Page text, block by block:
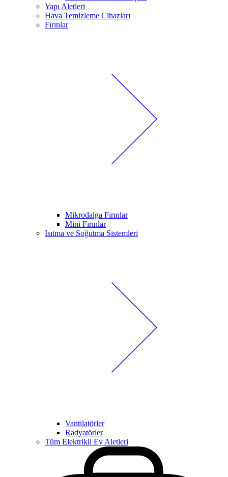
Yapı Aletleri
Hava Temizleme Cihazları
Fırınlar
Mikrodalga Fırınlar
Mini Fırınlar
Isıtma ve Soğutma Sistemleri
Vantilatörler
Radyatörler
Tüm Elektrikli Ev Aletleri